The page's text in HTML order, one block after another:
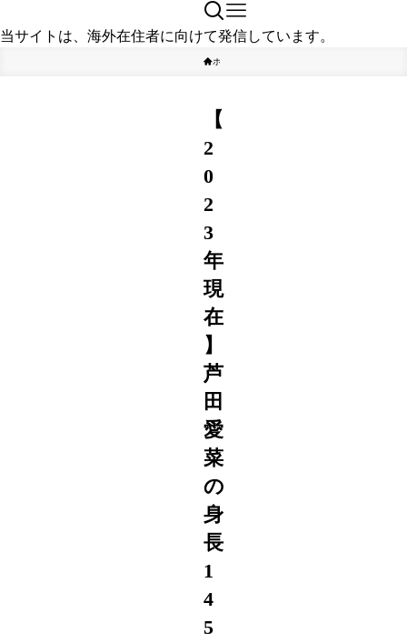
当サイトは、海外在住者に向けて発信しています。
ホーム
【
2
0
2
3
年
現
在
】
芦
田
愛
菜
の
身
長
1
4
5